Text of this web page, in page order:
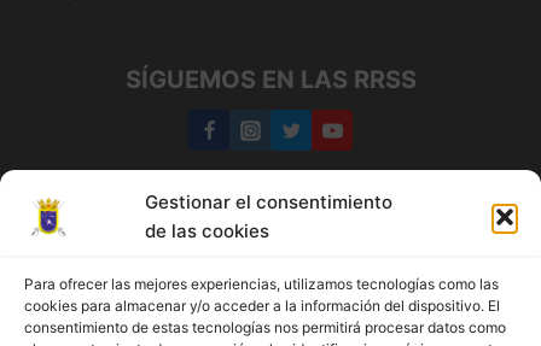
Gestionar el consentimiento
de las cookies
Para ofrecer las mejores experiencias, utilizamos tecnologías como las
cookies para almacenar y/o acceder a la información del dispositivo. El
consentimiento de estas tecnologías nos permitirá procesar datos como
SÍGUEMOS EN LAS RRSS
Medina del Campo
+34 647 77 05 87